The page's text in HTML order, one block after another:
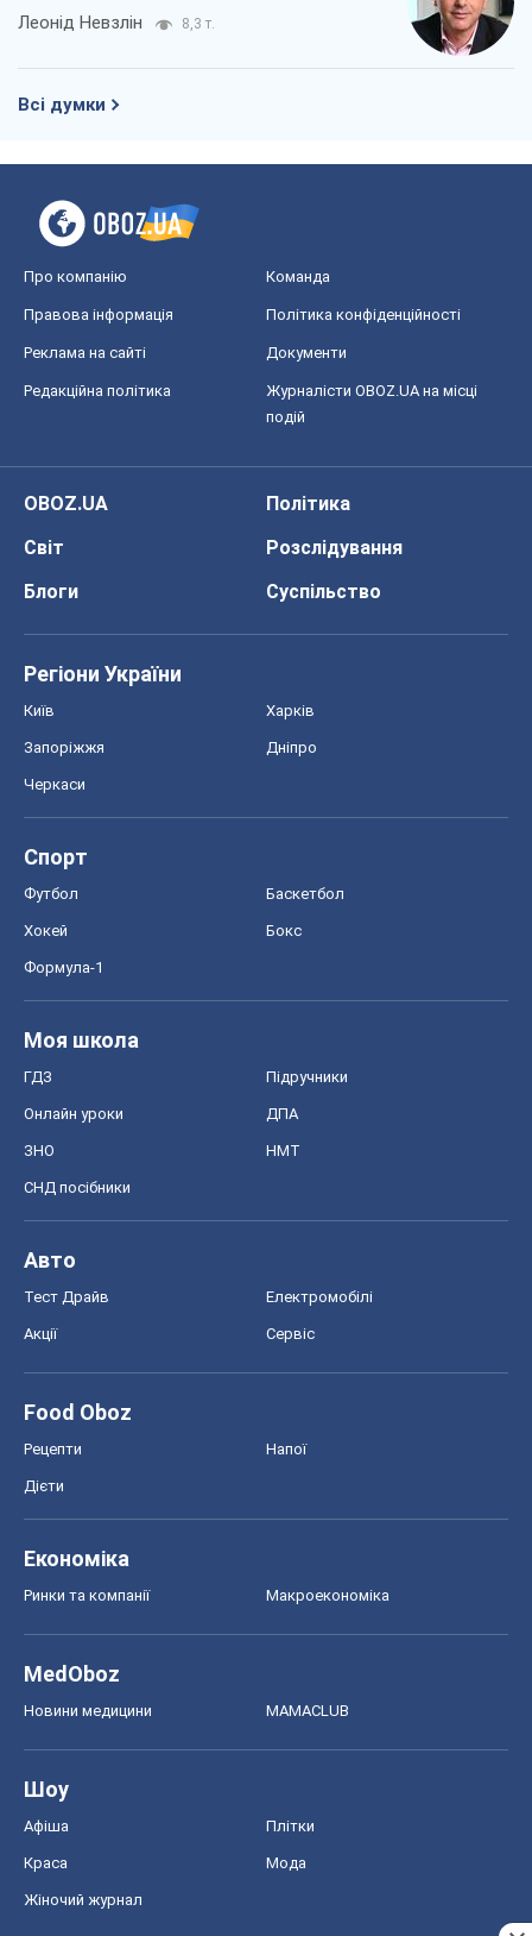
Леонід Невзлін 8,3 т.
Всі думки
Про компанію Команда
Правова інформація Політика конфіденційності
Реклама на сайті Документи
Редакційна політика
Журналісти OBOZ.UA на місці
подій
OBOZ.UA
Політика
Світ
Розслідування
Блоги
Суспільство
Регіони України
Київ Харків
Запоріжжя Дніпро
Черкаси
Спорт
Футбол Баскетбол
Хокей Бокс
Формула-1
Моя школа
ГДЗ Підручники
Онлайн уроки ДПА
ЗНО НМТ
СНД посібники
Авто
Тест Драйв Електромобілі
Акції Сервіс
Food Oboz
Рецепти Напої
Дієти
Економіка
Ринки та компанії Макроекономіка
MedOboz
Новини медицини MAMACLUB
Шоу
Афіша Плітки
Краса Мода
Жіночий журнал